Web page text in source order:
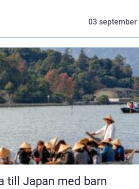
03 september
till Japan med barn